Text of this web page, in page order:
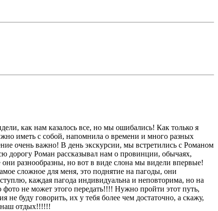
как нам казалось все, но мы ошибались! Как только я
иметь с собой, напомнила о времени и много разных
очень важно! В день экскурсии, мы встретились с Романом
дорогу Роман рассказывал нам о провинции, обычаях,
разнообразны, но вот в виде слона мы видели впервые!
сложное для меня, это поднятие на пагоды, они
каждая пагода индивидуальна и неповторима, но на
не может этого передать!!!! Нужно пройти этот путь,
буду говорить, их у тебя более чем достаточно, а скажу,
наш отдых!!!!!!